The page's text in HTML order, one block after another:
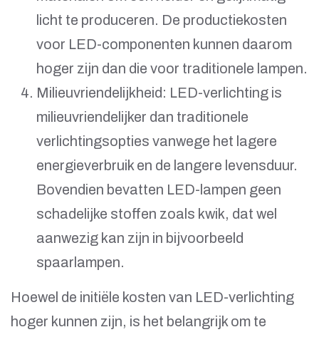
licht te produceren. De productiekosten
voor LED-componenten kunnen daarom
hoger zijn dan die voor traditionele lampen.
Milieuvriendelijkheid: LED-verlichting is
milieuvriendelijker dan traditionele
verlichtingsopties vanwege het lagere
energieverbruik en de langere levensduur.
Bovendien bevatten LED-lampen geen
schadelijke stoffen zoals kwik, dat wel
aanwezig kan zijn in bijvoorbeeld
spaarlampen.
Hoewel de initiële kosten van LED-verlichting
hoger kunnen zijn, is het belangrijk om te